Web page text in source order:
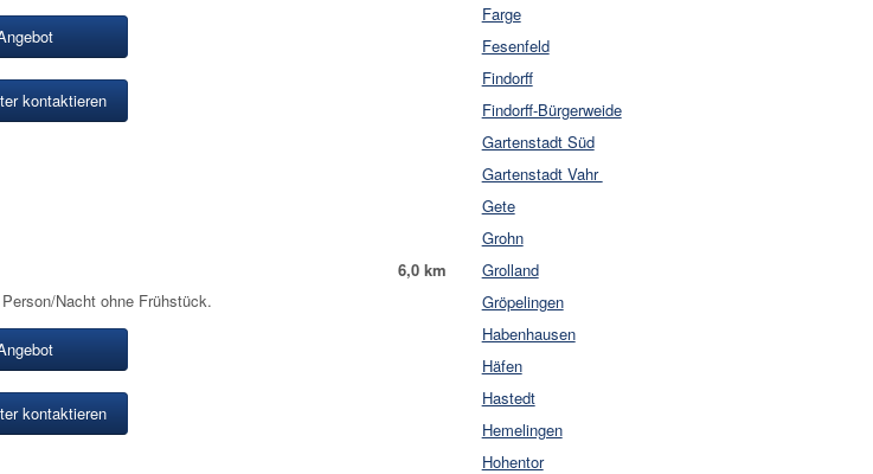
kontaktieren
6,0 km
Nacht ohne Frühstück.
kontaktieren
Farge
Fesenfeld
Findorff
Findorff-Bürgerweide
Gartenstadt Süd
Gartenstadt Vahr
Gete
Grohn
Grolland
Gröpelingen
Habenhausen
Häfen
Hastedt
Hemelingen
Hohentor